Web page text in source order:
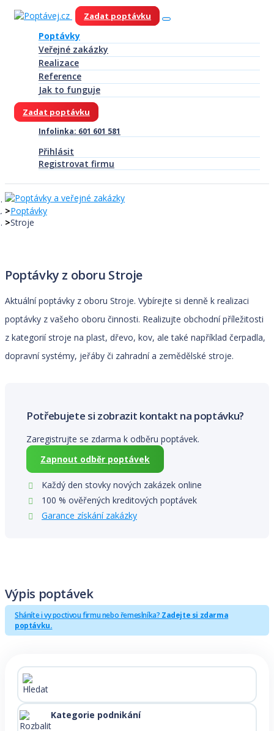
Zadat poptávku
Poptávky
Veřejné zakázky
Realizace
Reference
Jak to funguje
Zadat poptávku
Infolinka: 601 601 581
Přihlásit
Registrovat firmu
Poptávky
Stroje
Poptávky z oboru Stroje
Aktuální poptávky z oboru Stroje. Vybírejte si denně k realizaci
poptávky z vašeho oboru činnosti. Realizujte obchodní příležitosti
z kategorií stroje na plast, dřevo, kov, ale také například čerpadla,
dopravní systémy, jeřáby či zahradní a zemědělské stroje.
Potřebujete si zobrazit kontakt na poptávku?
Zaregistrujte se zdarma k odběru poptávek.
Zapnout odběr poptávek
Každý den stovky nových zakázek online
100 % ověřených kreditových poptávek
Garance získání zakázky
Výpis poptávek
Sháníte i vy poctivou firmu nebo řemeslníka? Zadejte si zdarma
poptávku.
Kategorie podnikání